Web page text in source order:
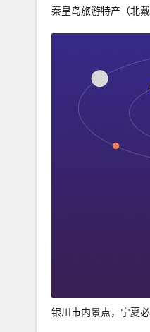
秦皇岛旅游特产（北
银川市内景点，宁夏